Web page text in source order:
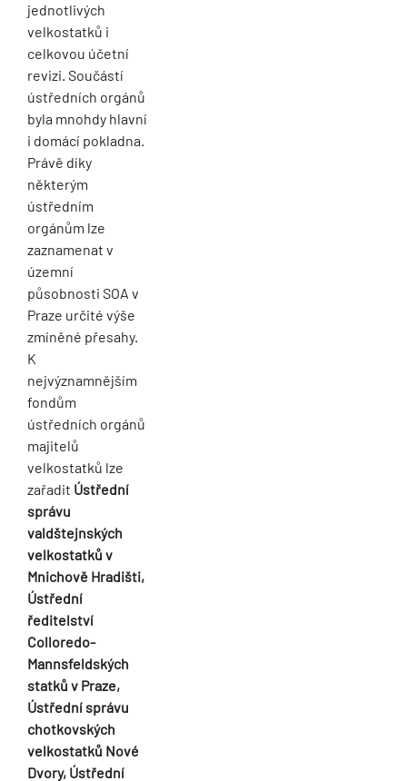
jednotlivých
velkostatků i
celkovou účetní
revizi. Součástí
ústředních orgánů
byla mnohdy hlavní
i domácí pokladna.
Právě díky
některým
ústředním
orgánům lze
zaznamenat v
územní
působnosti SOA v
Praze určité výše
zmíněné přesahy.
K
nejvýznamnějším
fondům
ústředních orgánů
majitelů
velkostatků lze
zařadit Ústřední
správu
valdštejnských
velkostatků v
Mnichově Hradišti,
Ústřední
ředitelství
Colloredo-
Mannsfeldských
statků v Praze,
Ústřední správu
chotkovských
velkostatků Nové
Dvory, Ústřední